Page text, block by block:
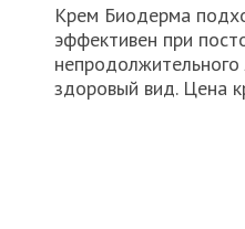
Крем Биодерма
эффективен при
здоровый вид. Цена